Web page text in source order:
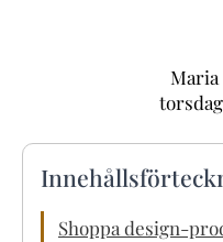
Shoppa design-